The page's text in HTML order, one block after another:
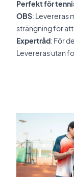
Perfekt för
OBS: Levereras
strängning för
Expertråd: För
Levereras utan